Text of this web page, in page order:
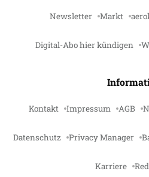
Newsletter Markt
Digital-Abo hier kündigen
Kontakt Impressum AGB
Datenschutz Privacy Manager
Karriere